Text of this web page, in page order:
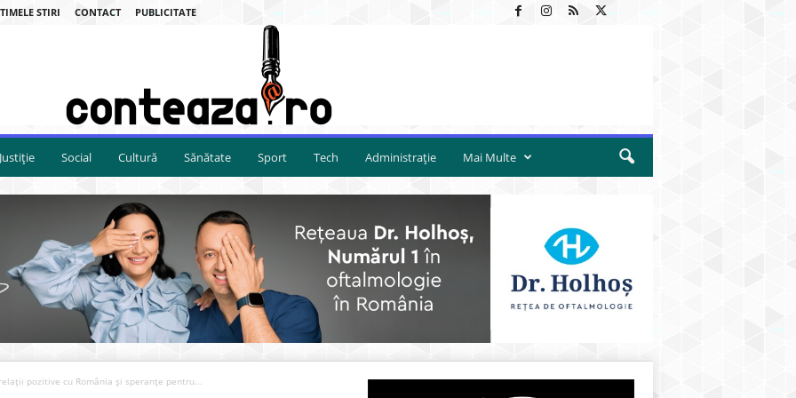
STIRI CONTACT PUBLICITATE
Justiție Social Cultură Sănătate Sport Tech Administrație Mai Multe
pozitive cu România și speranțe pentru...